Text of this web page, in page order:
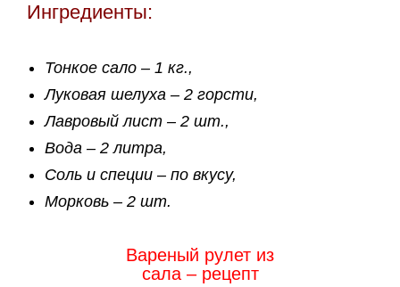
Ингредиенты:
Тонкое сало – 1 кг.,
Луковая шелуха – 2 горсти,
Лавровый лист – 2 шт.,
Вода – 2 литра,
Соль и специи – по вкусу,
Морковь – 2 шт.
Вареный рулет из
сала – рецепт